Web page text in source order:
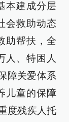
本建成分层
会救助动态
助帮扶，全
人、特困人
障关爱体系
儿童的保障
度残疾人托